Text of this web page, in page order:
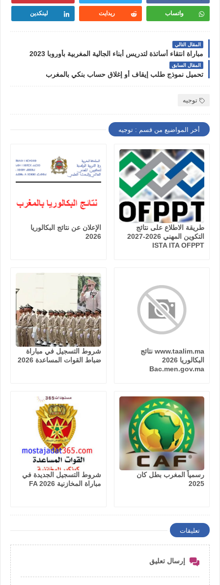
واتساب ريدايت لينكدين
المقال التالي
مباراة انتقاء أساتذة لتدريس أبناء الجالية المغربية بأوروبا 2023
المقال السابق
تحميل نموذج طلب إيقاف أو إغلاق حساب بنكي بالمغرب
توجيه
أخر المواضيع من قسم : توجيه
طريقة الاطلاع على نتائج
التكوين المهني 2026-2027
ISTA ITA OFPPT
الإعلان عن نتائج البكالوريا
2026
www.taalim.ma نتائج
البكالوريا 2026
Bac.men.gov.ma
شروط التسجيل في مباراة
ضباط القوات المساعدة 2026
رسمياً المغرب بطل كان
2025
شروط التسجيل الجديدة في
مباراة المخازنية FA 2026
تعليقات
إرسال تعليق